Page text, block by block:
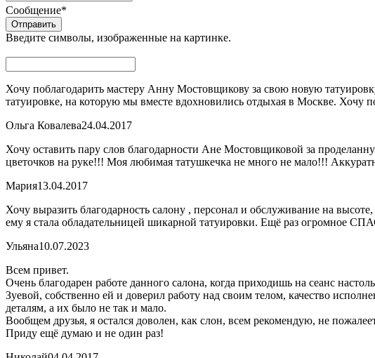
Сообщение*
Введите символы, изображенные на картинке.
Хочу поблагодарить мастеру Анну Мостовщикову за свою новую
татуировке, на которую мы вместе вдохновились отдыхая в Москве. Хочу
Ольга Ковалева24.04.2017
Хочу оставить пару слов благодарности Ане Мостовщиковой за
цветочков на руке!!! Моя любимая татушкечка не много не мало!!!
Мария13.04.2017
Хочу выразить благодарность салону , персонал и обслуживание на
ему я стала обладательницей шикарной татуировки. Ещё раз огромное
Ульяна10.07.2023
Всем привет.
Очень благодарен работе данного салона, когда приходишь на сеанс
Зуевой, собственно ей и доверил работу над своим телом, качество
деталям, а их было не так и мало.
Вообщем друзья, я остался доволен, как слон, всем рекомендую, не
Приду ещё думаю и не один раз!